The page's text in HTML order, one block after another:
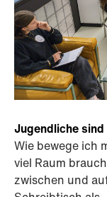
Jugendliche
Wie bewege ich
viel Raum
zwischen und